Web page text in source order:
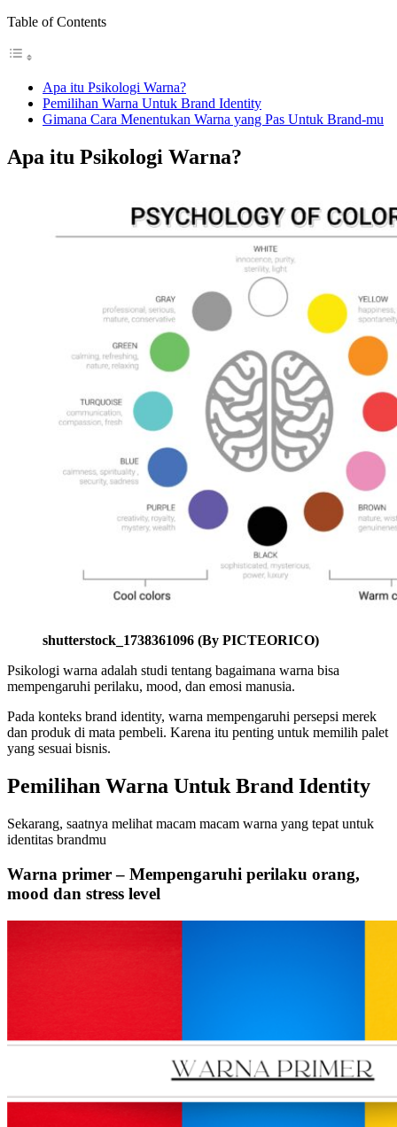
Table of Contents
Apa itu Psikologi Warna?
Pemilihan Warna Untuk Brand Identity
Gimana Cara Menentukan Warna yang Pas Untuk Brand-mu
Apa itu Psikologi Warna?
shutterstock_1738361096 (By PICTEORICO)
Psikologi warna adalah studi tentang bagaimana warna bisa
mempengaruhi perilaku, mood, dan emosi manusia.
Pada konteks brand identity, warna mempengaruhi persepsi merek
dan produk di mata pembeli. Karena itu penting untuk memilih palet
yang sesuai bisnis.
Pemilihan Warna Untuk Brand Identity
Sekarang, saatnya melihat macam macam warna yang tepat untuk
identitas brandmu
Warna primer – Mempengaruhi perilaku orang,
mood dan stress level